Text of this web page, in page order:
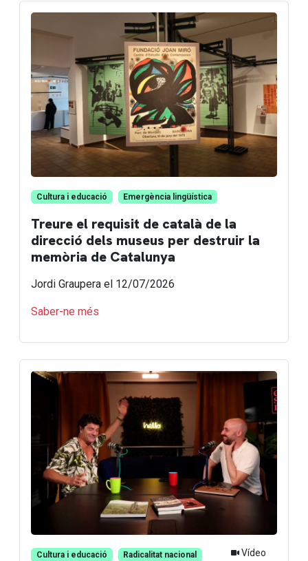
Cultura i educació Emergència lingüística
Treure el requisit de català de la
direcció dels museus per destruir la
memòria de Catalunya
Jordi Graupera el 12/07/2026
Saber-ne més
Cultura i educació Radicalitat nacional Vídeo